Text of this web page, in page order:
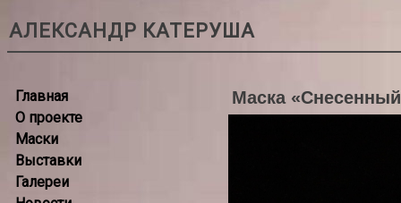
АЛЕКСАНДР КАТЕРУША
Главная
О проекте
Маски
Выставки
Галереи
Маска